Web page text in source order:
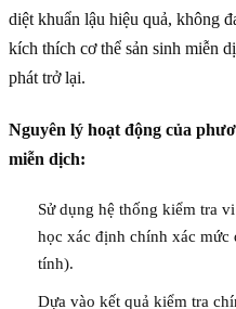
diệt khuẩn lậu hiệu quả, không
kích thích cơ thể sản sinh miễn
phát trở lại.
Nguyên lý hoạt động của
miễn dịch:
Sử dụng hệ thống kiểm tra
học xác định chính xác mức
tính).
Dựa vào kết quả kiểm tra